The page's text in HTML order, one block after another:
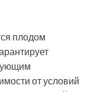
плодом
от условий